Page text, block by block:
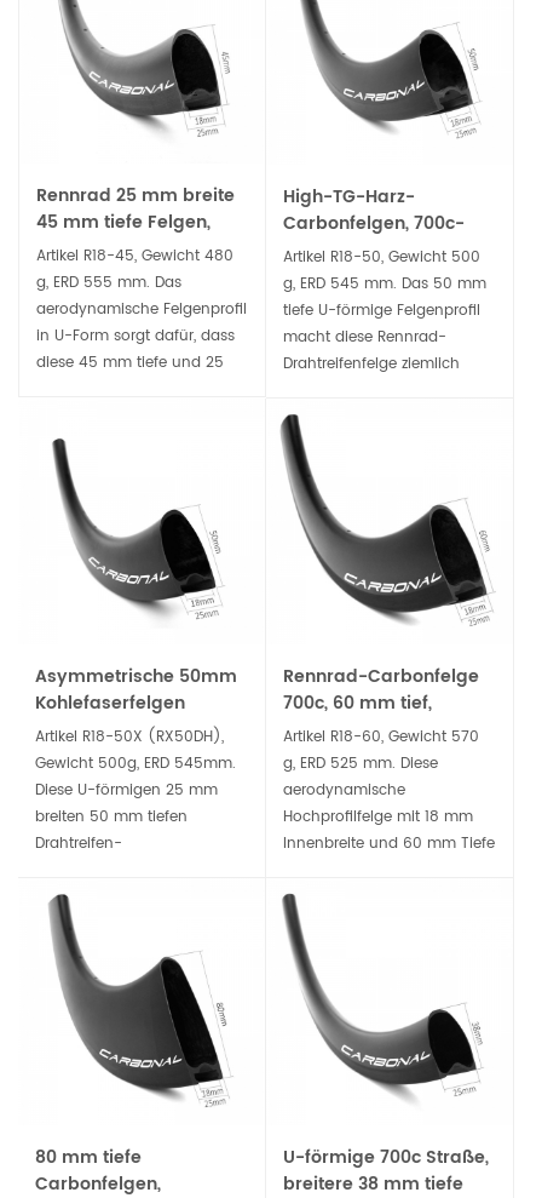
Rennrad 25 mm breite
45 mm tiefe Felgen,
Carbon-Drahtreifen,
Tubeless-kompatibel
Artikel R18-45, Gewicht 480
g, ERD 555 mm. Das
aerodynamische Felgenprofil
in U-Form sorgt dafür, dass
diese 45 mm tiefe und 25
besseres Handling in Kurven
und Abfahrten bietet und
auf unterschiedlichem
Gelände langlebig ist.
High-TG-Harz-
Carbonfelgen, 700c-
Drahtreifen, 50 mm tief,
Tubeless-kompatibel
Artikel R18-50, Gewicht 500
g, ERD 545 mm. Das 50 mm
tiefe U-förmige Felgenprofil
macht diese Rennrad-
Drahtreifenfelge ziemlich
eine aerodynamische
Leistung. Robust und
aerodynamisch genug für
Straßenrennen, Training,
Klettern und auch
Cyclocross-Fahrten.
Asymmetrische 50mm
Kohlefaserfelgen
Drahtreifen mit
Hochtemperaturharz
Artikel R18-50X (RX50DH),
Gewicht 500g, ERD 545mm.
Diese U-förmigen 25 mm
breiten 50 mm tiefen
Drahtreifen-
ein asymmetrisches 2,5 mm
Offset-Profil. Die Verwendung
einer Offset-Felge ermöglicht
einen Laufradaufbau, der
besser ausbalanciert ist.
Rennrad-Carbonfelge
700c, 60 mm tief,
Drahtreifen, Tubeless-
kompatibel
Artikel R18-60, Gewicht 570
g, ERD 525 mm. Diese
aerodynamische
Hochprofilfelge mit 18 mm
Innenbreite und 60 mm Tiefe
Vorliebe für Geschwindigkeit
konzipiert. Gemacht zum
GewinnenStraßenrennen,
Rundstreckenrennen,
Zeitfahren und Triathlons.
80 mm tiefe
Carbonfelgen,
U-förmige 700c Straße,
breitere 38 mm tiefe